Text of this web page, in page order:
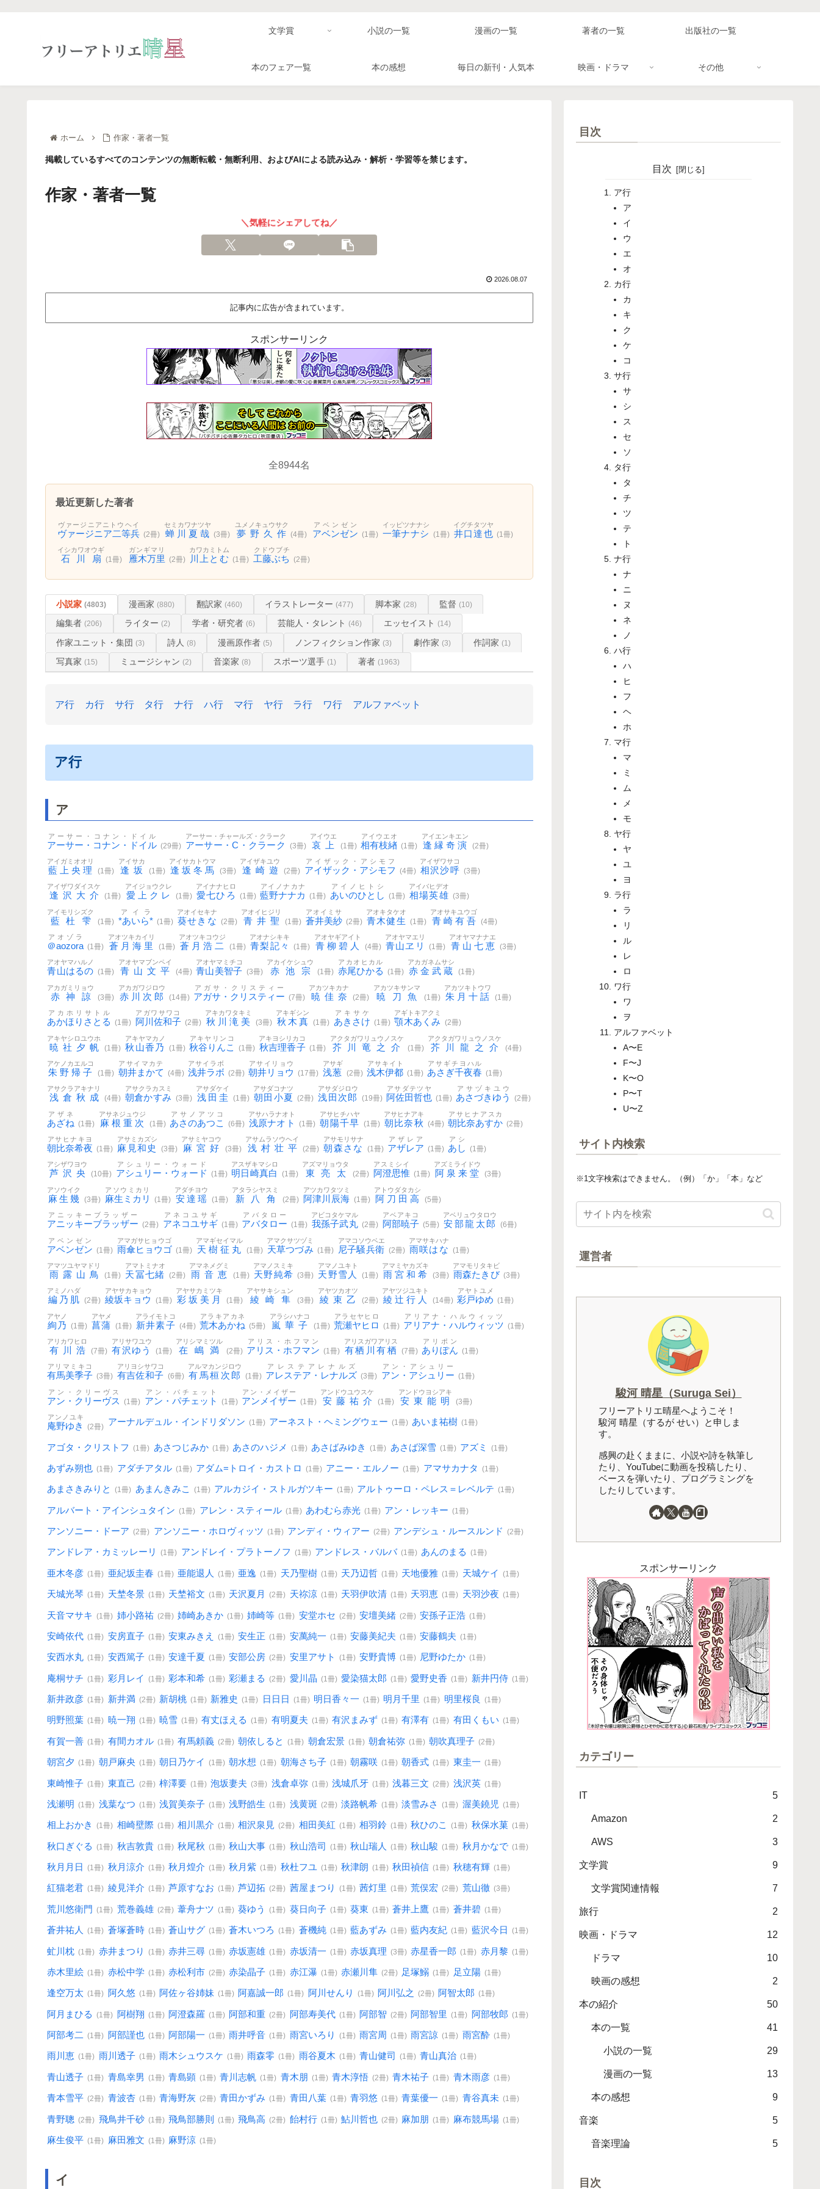
文学賞 小説の一覧 漫画の一覧 著者の一覧 出版社の一覧
本のフェア一覧 本の感想 毎日の新刊・人気本 映画・ドラマ その他
ホーム 作家・著者一覧
掲載しているすべてのコンテンツの無断転載・無断利用、およびAIによる読み込み・解析・学習等を禁じます。
作家・著者一覧
＼気軽にシェアしてね／
2026.08.07
記事内に広告が含まれています。
スポンサーリンク
全8944名
最近更新した著者
ヴァージニア二等兵
ヴァージニアニトウヘイ
(2冊) 蝉川夏哉
セミカワナツヤ
(3冊) 夢野久作
ユメノキュウサク
(4冊) アベンゼン
アベンゼン
(1冊) 一筆ナナシ
イッピツナナシ
(1冊) 井口達也
イグチタツヤ
(1冊)
石川扇
イシカワオウギ
(1冊) 雁木万里
ガンギマリ
(2冊) 川上とむ
カワカミトム
(1冊) 工藤ぶち
クドウブチ
(2冊)
小説家(4803) 漫画家 (880) 翻訳家 (460) イラストレーター (477) 脚本家 (28) 監督 (10)
編集者 (206) ライター (2) 学者・研究者 (6) 芸能人・タレント (46) エッセイスト (14)
作家ユニット・集団 (3) 詩人 (8) 漫画原作者 (5) ノンフィクション作家 (3) 劇作家 (3) 作詞家 (1)
写真家 (15) ミュージシャン (2) 音楽家 (8) スポーツ選手 (1) 著者 (1963)
ア行 カ行 サ行 タ行 ナ行 ハ行 マ行 ヤ行 ラ行 ワ行 アルファベット
ア行
ア
アーサー・コナン・ドイル
アーサー・コナン・ドイル
(29冊) アーサー・C・クラーク
アーサー・チャールズ・クラーク
(3冊) 哀上
アイウエ
(1冊) 相有枝緖
アイウエオ
(1冊) 逢縁奇演
アイエンキエン
(2冊)
藍上央理
アイガミオオリ
(1冊) 逢坂
アイサカ
(1冊) 逢坂冬馬
アイサカトウマ
(3冊) 逢崎遊
アイザキユウ
(2冊) アイザック・アシモフ
アイザック・アシモフ
(4冊) 相沢沙呼
アイザワサコ
(3冊)
逢沢大介
アイザワダイスケ
(1冊) 愛上クレ
アイジョウクレ
(1冊) 愛七ひろ
アイナナヒロ
(1冊) 藍野ナナカ
アイノナカナ
(1冊) あいのひとし
アイノヒトシ
(1冊) 相場英雄
アイバヒデオ
(3冊)
藍杜雫
アイモリシズク
(1冊) *あいら*
アイラ
(1冊) 葵せきな
アオイセキナ
(2冊) 青井聖
アオイヒジリ
(1冊) 蒼井美紗
アオイミサ
(2冊) 青木健生
アオキタケオ
(1冊) 青崎有吾
アオサキユウゴ
(4冊)
＠aozora
アオゾラ
(1冊) 蒼月海里
アオツキカイリ
(1冊) 蒼月浩二
アオツキコウジ
(1冊) 青梨記々
アオナシキキ
(1冊) 青柳碧人
アオヤギアイト
(4冊) 青山ヱリ
アオヤマエリ
(1冊) 青山七恵
アオヤマナナエ
(3冊)
青山はるの
アオヤマハルノ
(1冊) 青山文平
アオヤマブンペイ
(4冊) 青山美智子
アオヤマミチコ
(3冊) 赤池宗
アカイケシュウ
(1冊) 赤尾ひかる
アカオヒカル
(1冊) 赤金武蔵
アカガネムサシ
(1冊)
赤神諒
アカガミリョウ
(3冊) 赤川次郎
アカガワジロウ
(14冊) アガサ・クリスティー
アガサ・クリスティー
(7冊) 暁佳奈
アカツキカナ
(2冊) 暁刀魚
アカツキサンマ
(1冊) 朱月十話
アカツキトウワ
(1冊)
あかほりさとる
アカホリサトル
(1冊) 阿川佐和子
アガワサワコ
(2冊) 秋川滝美
アキカワタキミ
(3冊) 秋木真
アキギシン
(1冊) あきさけ
アキサケ
(1冊) 顎木あくみ
アギトキアクミ
(2冊)
暁社夕帆
アキヤシロユウホ
(1冊) 秋山香乃
アキヤマカノ
(1冊) 秋谷りんこ
アキヤリンコ
(1冊) 秋吉理香子
アキヨシリカコ
(1冊) 芥川竜之介
アクタガワリュウノスケ
(1冊) 芥川龍之介
アクタガワリュウノスケ
(4冊)
朱野帰子
アケノカエルコ
(1冊) 朝井まかて
アサイマカテ
(4冊) 浅井ラボ
アサイラボ
(2冊) 朝井リョウ
アサイリョウ
(17冊) 浅葱
アサギ
(2冊) 浅木伊都
アサキイト
(1冊) あさぎ千夜春
アサギチヨハル
(1冊)
浅倉秋成
アサクラアキナリ
(4冊) 朝倉かすみ
アサクラカスミ
(3冊) 浅田圭
アサダケイ
(1冊) 朝田小夏
アサダコナツ
(2冊) 浅田次郎
アサダジロウ
(19冊) 阿佐田哲也
アサダテツヤ
(1冊) あさづきゆう
アサヅキユウ
(2冊)
あざね
アザネ
(1冊) 麻根重次
アサネジュウジ
(1冊) あさのあつこ
アサノアツコ
(6冊) 浅原ナオト
アサハラナオト
(1冊) 朝陽千早
アサヒチハヤ
(1冊) 朝比奈秋
アサヒナアキ
(4冊) 朝比奈あすか
アサヒナアスカ
(2冊)
朝比奈希夜
アサヒナキヨ
(1冊) 麻見和史
アサミカズシ
(3冊) 麻宮好
アサミヤコウ
(3冊) 浅村壮平
アサムラソウヘイ
(2冊) 朝森さな
アサモリサナ
(1冊) アザレア
アザレア
(1冊) あし
アシ
(1冊)
芦沢央
アシザワヨウ
(10冊) アシュリー・ウォード
アシュリー・ウォード
(1冊) 明日崎真白
アスザキマシロ
(1冊) 東亮太
アズマリョウタ
(2冊) 阿澄思惟
アスミシイ
(1冊) 阿泉来堂
アズミライドウ
(3冊)
麻生幾
アソウイク
(3冊) 麻生ミカリ
アソウミカリ
(1冊) 安達瑶
アダチヨウ
(1冊) 新八角
アタラシヤスミ
(2冊) 阿津川辰海
アツカワタツミ
(1冊) 阿刀田高
アトウダタカシ
(5冊)
アニッキーブラッザー
アニッキーブラッザー
(2冊) アネコユサギ
アネコユサギ
(1冊) アバタロー
アバタロー
(1冊) 我孫子武丸
アビコタケマル
(2冊) 阿部暁子
アベアキコ
(5冊) 安部龍太郎
アベリュウタロウ
(6冊)
アベンゼン
アベンゼン
(1冊) 雨傘ヒョウゴ
アマガサヒョウゴ
(1冊) 天樹征丸
アマギセイマル
(1冊) 天草つづみ
アマクサツヅミ
(1冊) 尼子騒兵衛
アマコソウベエ
(2冊) 雨咲はな
アマサキハナ
(1冊)
雨露山鳥
アマツユヤマドリ
(1冊) 天冨七緒
アマトミナオ
(2冊) 雨音恵
アマネメグミ
(1冊) 天野純希
アマノスミキ
(3冊) 天野雪人
アマノユキト
(1冊) 雨宮和希
アマミヤカズキ
(3冊) 雨森たきび
アマモリタキビ
(3冊)
編乃肌
アミノハダ
(2冊) 綾坂キョウ
アヤサカキョウ
(1冊) 彩坂美月
アヤサカミツキ
(1冊) 綾崎隼
アヤサキシュン
(3冊) 綾束乙
アヤツカオツ
(2冊) 綾辻行人
アヤツジユキト
(14冊) 彩戸ゆめ
アヤトユメ
(1冊)
絢乃
アヤノ
(1冊) 菖蒲
アヤメ
(1冊) 新井素子
アライモトコ
(4冊) 荒木あかね
アラキアカネ
(5冊) 嵐華子
アラシハナコ
(1冊) 荒瀬ヤヒロ
アラセヤヒロ
(1冊) アリアナ・ハルウィッツ
アリアナ・ハルウィッツ
(1冊)
有川浩
アリカワヒロ
(7冊) 有沢ゆう
アリサワユウ
(1冊) 在嶋満
アリシマミツル
(2冊) アリス・ホフマン
アリス・ホフマン
(1冊) 有栖川有栖
アリスガワアリス
(7冊) ありぽん
アリポン
(1冊)
有馬美季子
アリマミキコ
(3冊) 有吉佐和子
アリヨシサワコ
(6冊) 有馬桓次郎
アルマカンジロウ
(1冊) アレステア・レナルズ
アレステアレナルズ
(3冊) アン・アシュリー
アン・アシュリー
(1冊)
アン・クリーヴス
アン・クリーヴス
(1冊) アン・パチェット
アン・パチェット
(1冊) アンメイザー
アン・メイザー
(1冊) 安藤祐介
アンドウユウスケ
(1冊) 安東能明
アンドウヨシアキ
(3冊)
庵野ゆき
アンノユキ
(2冊) アーナルデュル・インドリダソン (1冊) アーネスト・ヘミングウェー (1冊) あいま祐樹 (1冊)
アゴタ・クリストフ (1冊) あさつじみか (1冊) あさのハジメ (1冊) あさばみゆき (1冊) あさば深雪 (1冊) アズミ (1冊)
あずみ朔也 (1冊) アダチアタル (1冊) アダム=トロイ・カストロ (1冊) アニー・エルノー (1冊) アマサカナタ (1冊)
あまさきみりと (1冊) あまんきみこ (1冊) アルカジイ・ストルガツキー (1冊) アルトゥーロ・ペレス＝レベルテ (1冊)
アルバート・アインシュタイン (1冊) アレン・スティール (1冊) あわむら赤光 (1冊) アン・レッキー (1冊)
アンソニー・ドーア (2冊) アンソニー・ホロヴィッツ (1冊) アンディ・ウィアー (2冊) アンデシュ・ルースルンド (2冊)
アンドレア・カミッレーリ (1冊) アンドレイ・プラトーノフ (1冊) アンドレス・バルバ (1冊) あんのまる (1冊)
亜木冬彦 (1冊) 亜紀坂圭春 (1冊) 亜能退人 (1冊) 亜逸 (1冊) 天乃聖樹 (1冊) 天乃辺哲 (1冊) 天地優雅 (1冊) 天城ケイ (1冊)
天城光琴 (1冊) 天埜冬景 (1冊) 天埜裕文 (1冊) 天沢夏月 (2冊) 天祢涼 (1冊) 天羽伊吹清 (1冊) 天羽恵 (1冊) 天羽沙夜 (1冊)
天音マサキ (1冊) 姉小路祐 (2冊) 姉崎あきか (1冊) 姉崎等 (1冊) 安堂ホセ (2冊) 安壇美緒 (2冊) 安孫子正浩 (1冊)
安崎依代 (1冊) 安房直子 (1冊) 安東みきえ (1冊) 安生正 (1冊) 安萬純一 (1冊) 安藤美紀夫 (1冊) 安藤鶴夫 (1冊)
安西水丸 (1冊) 安西篤子 (1冊) 安達千夏 (1冊) 安部公房 (2冊) 安里アサト (1冊) 安野貴博 (1冊) 尼野ゆたか (1冊)
庵桐サチ (1冊) 彩月レイ (1冊) 彩本和希 (1冊) 彩瀬まる (2冊) 愛川晶 (1冊) 愛染猫太郎 (1冊) 愛野史香 (1冊) 新井円侍 (1冊)
新井政彦 (1冊) 新井満 (2冊) 新胡桃 (1冊) 新雅史 (1冊) 日日日 (1冊) 明日香々一 (1冊) 明月千里 (1冊) 明里桜良 (1冊)
明野照葉 (1冊) 暁一翔 (1冊) 暁雪 (1冊) 有丈ほえる (1冊) 有明夏夫 (1冊) 有沢まみず (1冊) 有澤有 (1冊) 有田くもい (1冊)
有賀一善 (1冊) 有間カオル (1冊) 有馬頼義 (2冊) 朝依しると (1冊) 朝倉宏景 (1冊) 朝倉祐弥 (1冊) 朝吹真理子 (2冊)
朝宮夕 (1冊) 朝戸麻央 (1冊) 朝日乃ケイ (1冊) 朝水想 (1冊) 朝海さち子 (1冊) 朝霧咲 (1冊) 朝香式 (1冊) 東圭一 (1冊)
東崎惟子 (1冊) 東直己 (2冊) 梓澤要 (1冊) 泡坂妻夫 (3冊) 浅倉卓弥 (1冊) 浅城爪牙 (1冊) 浅暮三文 (2冊) 浅沢英 (1冊)
浅瀬明 (1冊) 浅葉なつ (1冊) 浅賀美奈子 (1冊) 浅野皓生 (1冊) 浅黄斑 (2冊) 淡路帆希 (1冊) 淡雪みさ (1冊) 渥美鐃児 (1冊)
相上おかき (1冊) 相崎壁際 (1冊) 相川黒介 (1冊) 相沢泉見 (2冊) 相田美紅 (1冊) 相羽鈴 (1冊) 秋ひのこ (1冊) 秋保水菓 (1冊)
秋口ぎぐる (1冊) 秋吉敦貴 (1冊) 秋尾秋 (1冊) 秋山大事 (1冊) 秋山浩司 (1冊) 秋山瑞人 (1冊) 秋山駿 (1冊) 秋月かなで (1冊)
秋月月日 (1冊) 秋月涼介 (1冊) 秋月煌介 (1冊) 秋月紫 (1冊) 秋杜フユ (1冊) 秋津朗 (1冊) 秋田禎信 (1冊) 秋穂有輝 (1冊)
紅猫老君 (1冊) 綾見洋介 (1冊) 芦原すなお (1冊) 芦辺拓 (2冊) 茜屋まつり (1冊) 茜灯里 (1冊) 荒俣宏 (2冊) 荒山徹 (3冊)
荒川悠衛門 (1冊) 荒巻義雄 (2冊) 葦舟ナツ (1冊) 葵ゆう (1冊) 葵日向子 (1冊) 葵東 (1冊) 蒼井上鷹 (1冊) 蒼井碧 (1冊)
蒼井祐人 (1冊) 蒼塚蒼時 (1冊) 蒼山サグ (1冊) 蒼木いつろ (1冊) 蒼機純 (1冊) 藍あずみ (1冊) 藍内友紀 (1冊) 藍沢今日 (1冊)
虻川枕 (1冊) 赤井まつり (1冊) 赤井三尋 (1冊) 赤坂憲雄 (1冊) 赤坂清一 (1冊) 赤坂真理 (3冊) 赤星香一郎 (1冊) 赤月黎 (1冊)
赤木里絵 (1冊) 赤松中学 (1冊) 赤松利市 (2冊) 赤染晶子 (1冊) 赤江瀑 (1冊) 赤瀬川隼 (2冊) 足塚鰯 (1冊) 足立陽 (1冊)
逢空万太 (1冊) 阿久悠 (1冊) 阿佐ヶ谷姉妹 (1冊) 阿嘉誠一郎 (1冊) 阿川せんり (1冊) 阿川弘之 (2冊) 阿智太郎 (1冊)
阿月まひる (1冊) 阿樹翔 (1冊) 阿澄森羅 (1冊) 阿部和重 (2冊) 阿部寿美代 (1冊) 阿部智 (2冊) 阿部智里 (1冊) 阿部牧郎 (1冊)
阿部考二 (1冊) 阿部謹也 (1冊) 阿部陽一 (1冊) 雨井呼音 (1冊) 雨宮いろり (1冊) 雨宮周 (1冊) 雨宮諒 (1冊) 雨宮酔 (1冊)
雨川恵 (1冊) 雨川透子 (1冊) 雨木シュウスケ (1冊) 雨森零 (1冊) 雨谷夏木 (1冊) 青山健司 (1冊) 青山真治 (1冊)
青山透子 (1冊) 青島幸男 (1冊) 青島顕 (1冊) 青川志帆 (1冊) 青木朋 (1冊) 青木淳悟 (2冊) 青木祐子 (1冊) 青木雨彦 (1冊)
青本雪平 (2冊) 青波杏 (1冊) 青海野灰 (2冊) 青田かずみ (1冊) 青田八葉 (1冊) 青羽悠 (1冊) 青葉優一 (1冊) 青谷真未 (1冊)
青野聰 (2冊) 飛鳥井千砂 (1冊) 飛鳥部勝則 (1冊) 飛鳥高 (2冊) 飴村行 (1冊) 鮎川哲也 (2冊) 麻加朋 (1冊) 麻布競馬場 (1冊)
麻生俊平 (1冊) 麻田雅文 (1冊) 麻野涼 (1冊)
イ
目次
目次
ア行
ア
イ
ウ
エ
オ
カ行
カ
キ
ク
ケ
コ
サ行
サ
シ
ス
セ
ソ
タ行
タ
チ
ツ
テ
ト
ナ行
ナ
ニ
ヌ
ネ
ノ
ハ行
ハ
ヒ
フ
ヘ
ホ
マ行
マ
ミ
ム
メ
モ
ヤ行
ヤ
ユ
ヨ
ラ行
ラ
リ
ル
レ
ロ
ワ行
ワ
ヲ
アルファベット
A〜E
F〜J
K〜O
P〜T
U〜Z
サイト内検索
※1文字検索はできません。（例）「か」「本」など
運営者
駿河 晴星（Suruga Sei）
フリーアトリエ晴星へようこそ！
駿河 晴星（するが せい）と申しま
す。
感興の赴くままに、小説や詩を執筆し
たり、YouTubeに動画を投稿したり、
ベースを弾いたり、プログラミングを
したりしています。
スポンサーリンク
カテゴリー
IT 5
Amazon 2
AWS 3
文学賞 9
文学賞関連情報 7
旅行 2
映画・ドラマ 12
ドラマ 10
映画の感想 2
本の紹介 50
本の一覧 41
小説の一覧 29
漫画の一覧 13
本の感想 9
音楽 5
音楽理論 5
目次